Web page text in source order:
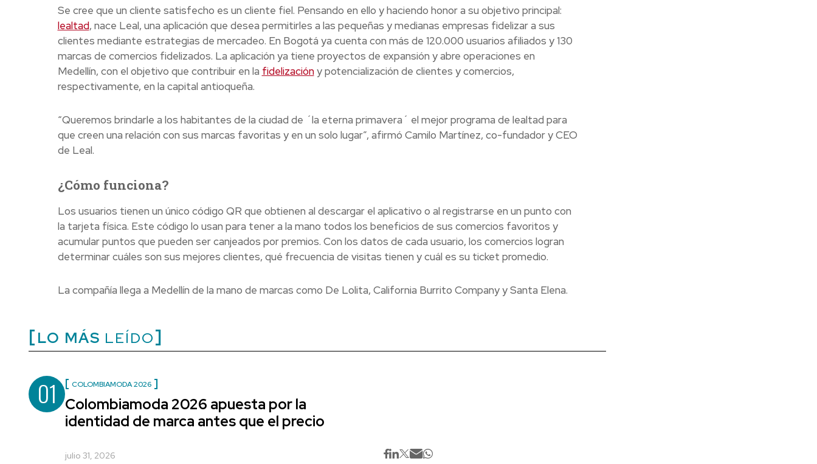
Se cree que un cliente satisfecho es un cliente fiel. Pensando en ello y haciendo honor a su objetivo principal:
lealtad, nace Leal, una aplicación que desea permitirles a las pequeñas y medianas empresas fidelizar a sus
clientes mediante estrategias de mercadeo. En Bogotá ya cuenta con más de 120.000 usuarios afiliados y 130
marcas de comercios fidelizados. La aplicación ya tiene proyectos de expansión y abre operaciones en
Medellín, con el objetivo que contribuir en la fidelizacióny potencialización de clientes y comercios,
respectivamente, en la capital antioqueña.
“Queremos brindarle a los habitantes de la ciudad de ´la eterna primavera´ el mejor programa de lealtad para
que creen una relación con sus marcas favoritas y en un solo lugar”, afirmó Camilo Martínez, co-fundador y CEO
de Leal.
¿Cómo funciona?
Los usuarios tienen un único código QR que obtienen al descargar el aplicativo o al registrarse en un punto con
la tarjeta física. Este código lo usan para tener a la mano todos los beneficios de sus comercios favoritos y
acumular puntos que pueden ser canjeados por premios. Con los datos de cada usuario, los comercios logran
determinar cuáles son sus mejores clientes, qué frecuencia de visitas tienen y cuál es su ticket promedio.
La compañía llega a Medellín de la mano de marcas como De Lolita, California Burrito Company y Santa Elena.
LO MÁS LEÍDO
01 COLOMBIAMODA 2026
Colombiamoda 2026 apuesta por la
identidad de marca antes que el precio
julio 31, 2026